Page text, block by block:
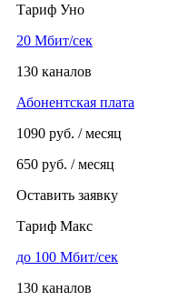
Тариф Уно
20 Мбит/сек
130 каналов
Абонентская плата
1090 руб. / месяц
650 руб. / месяц
Оставить заявку
Тариф Макс
до 100 Мбит/сек
130 каналов